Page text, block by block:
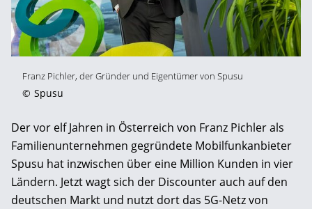
Franz Pichler, der Gründer und Eigentümer von Spusu
© Spusu
Der vor elf Jahren in Österreich von Franz Pichler als
Familienunternehmen gegründete Mobilfunkanbieter
Spusu hat inzwischen über eine Million Kunden in vier
Ländern. Jetzt wagt sich der Discounter auch auf den
deutschen Markt und nutzt dort das 5G-Netz von